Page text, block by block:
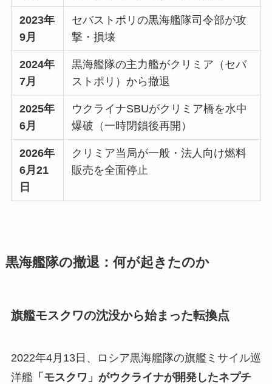
2023年
9月
セバストポリの黒海艦隊司令部が攻
撃・損壊
2024年
7月
黒海艦隊の主力艦がクリミア（セバ
ストポリ）から撤退
2025年
6月
ウクライナSBUがクリミア橋を水中
爆破（一時閉鎖後再開）
2026年
6月21
日
クリミア当局が一般・法人向け燃料
販売を全面停止
黒海艦隊の撤退：何が起きたのか
旗艦モスクワの沈没から始まった転換点
2022年4月13日、ロシア黒海艦隊の旗艦ミサイル巡
洋艦「モスクワ」がウクライナが開発したネプチ